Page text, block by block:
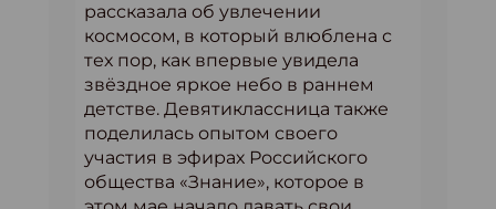
рассказала об увлечении
космосом, в который влюблена с
тех пор, как впервые увидела
звёздное яркое небо в раннем
детстве. Девятиклассница также
поделилась опытом своего
участия в эфирах Российского
общества «Знание», которое в